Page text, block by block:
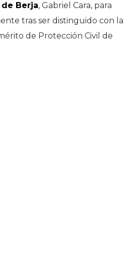
Berja, Gabriel Cara, para
tras ser distinguido con la
de Protección Civil de